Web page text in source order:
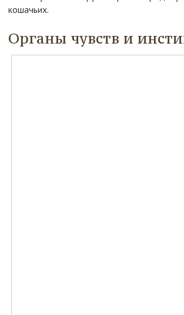
кошачьих.
Органы чувств и